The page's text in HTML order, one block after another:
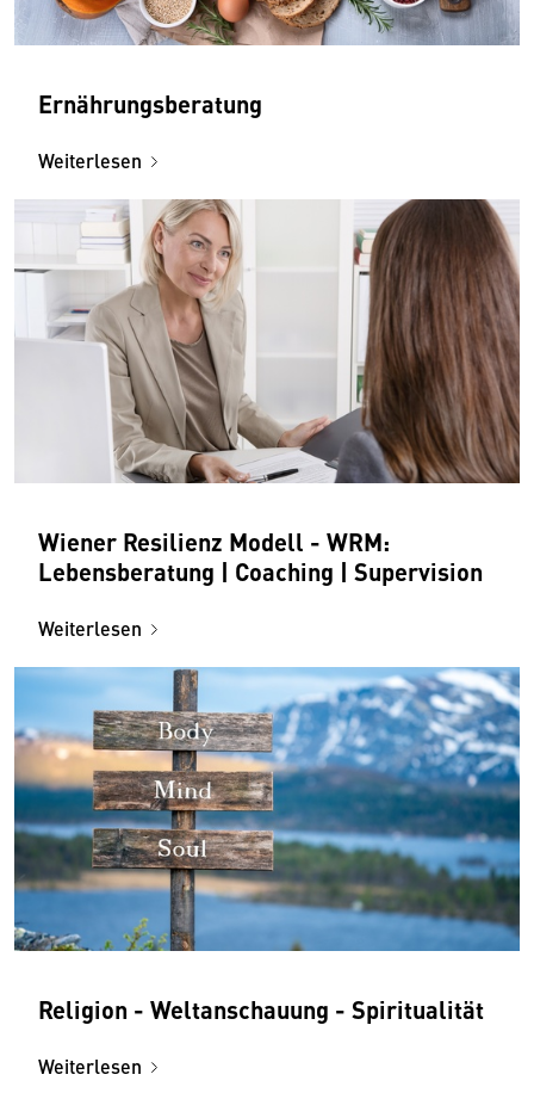
Ernährungsberatung
Weiterlesen
Wiener Resilienz Modell - WRM:
Lebensberatung | Coaching | Supervision
Weiterlesen
Religion - Weltanschauung - Spiritualität
Weiterlesen